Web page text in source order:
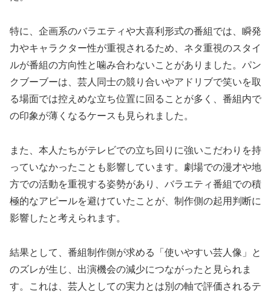
特に、企画系のバラエティや大喜利形式の番組では、瞬発
力やキャラクター性が重視されるため、ネタ重視のスタイ
ルが番組の方向性と噛み合わないことがありました。パン
クブーブーは、芸人同士の競り合いやアドリブで笑いを取
る場面では控えめな立ち位置に回ることが多く、番組内で
の印象が薄くなるケースも見られました。
また、本人たちがテレビでの立ち回りに強いこだわりを持
っていなかったことも影響しています。劇場での漫才や地
方での活動を重視する姿勢があり、バラエティ番組での積
極的なアピールを避けていたことが、制作側の起用判断に
影響したと考えられます。
結果として、番組制作側が求める「使いやすい芸人像」と
のズレが生じ、出演機会の減少につながったと見られま
す。これは、芸人としての実力とは別の軸で評価されるテ